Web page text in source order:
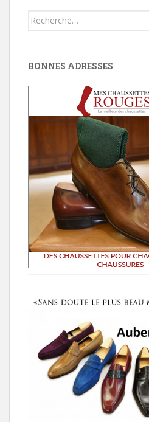
Search
BONNES ADRESSES